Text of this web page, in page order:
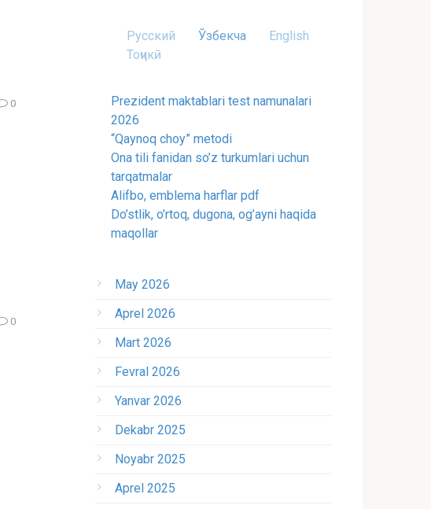
0
0
Русский Ўзбекча
English
Тоҷикӣ
Prezident maktablari test namunalari
2026
“Qaynoq choy” metodi
Ona tili fanidan so’z turkumlari uchun
tarqatmalar
Alifbo, emblema harflar pdf
Do’stlik, o’rtoq, dugona, og’ayni haqida
maqollar
May 2026
Aprel 2026
Mart 2026
Fevral 2026
Yanvar 2026
Dekabr 2025
Noyabr 2025
Aprel 2025